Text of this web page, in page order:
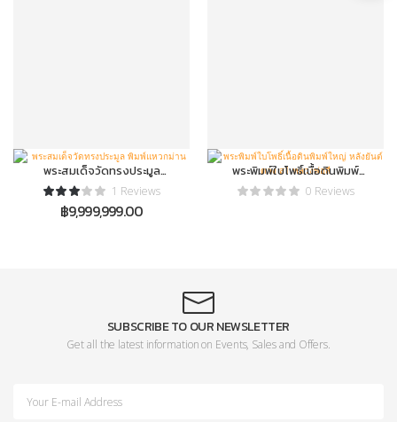
พระสมเด็จวัดทรงประมูล
พิมพ์แหวกม่าน1 Reviews
฿9,999,999.00
พระพิมพ์ใบโพธิ์เนื้อดินพิมพ์
ใหญ่ หลังยันต์ดวง ส1 หลวง
0 Reviews
SUBSCRIBE TO OUR NEWSLETTER
Get all the latest information on Events, Sales and Offers.